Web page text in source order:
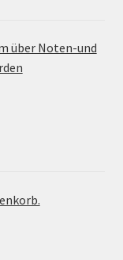
über Noten-und